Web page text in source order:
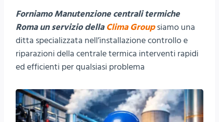
Forniamo Manutenzione centrali termiche
Roma un servizio della Clima Groupsiamo una
ditta specializzata nell’installazione controllo e
riparazioni della centrale termica interventi rapidi
ed efficienti per qualsiasi problema